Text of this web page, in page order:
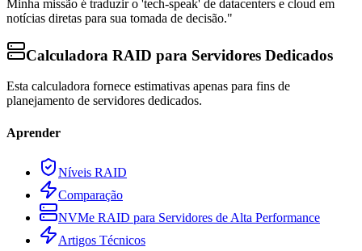
Minha missão é traduzir o 'tech-speak' de datacenters e cloud em
notícias diretas para sua tomada de decisão."
Calculadora RAID para Servidores Dedicados
Esta calculadora fornece estimativas apenas para fins de
planejamento de servidores dedicados.
Aprender
Níveis RAID
Comparação
NVMe RAID para Servidores de Alta Performance
Artigos Técnicos